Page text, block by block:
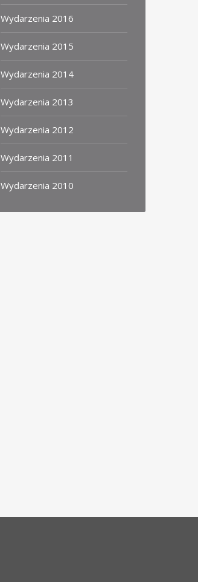
Wydarzenia 2016
Wydarzenia 2015
Wydarzenia 2014
Wydarzenia 2013
Wydarzenia 2012
Wydarzenia 2011
Wydarzenia 2010